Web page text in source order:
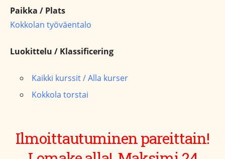
Paikka / Plats
Kokkolan työväentalo
Luokittelu / Klassificering
Kaikki kurssit / Alla kurser
Kokkola torstai
Ilmoittautuminen pareittain!